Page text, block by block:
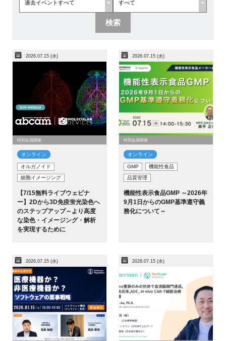
イベント
プログラム
インタビュー・コラム
ニュース・掲示板
LINK-Jを知る
特別会員
施設・アクセス
イベントお知らせメール登録
検索
2026.07.15 (水)
特別会員開催
オンライン
オルガノイド
細胞イメージング
【7/15無料ライブウェビナ
ー】2Dから3D免疫蛍光染色へ
のステップアップ～より高度
な染色・イメージング・解析
を実現するために
2026.07.15 (水)
特別会員開催
オンライン
GMP
機能性食品
品質管理
機能性表示食品GMP ～2026年
9月1日からのGMP基準遵守義
務化について～
2026.07.15 (水) 2026.07.15 (水)